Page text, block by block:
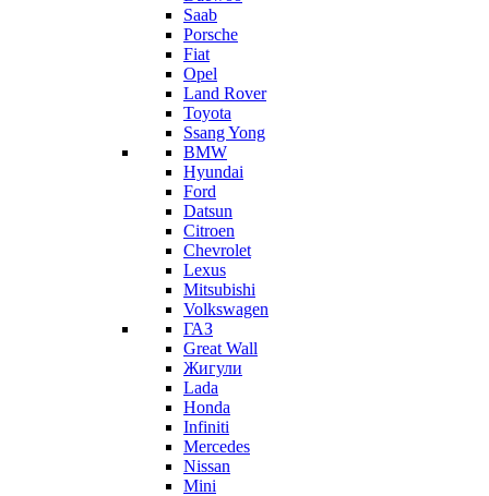
Saab
Porsche
Fiat
Opel
Land Rover
Toyota
Ssang Yong
BMW
Hyundai
Ford
Datsun
Citroen
Chevrolet
Lexus
Mitsubishi
Volkswagen
ГАЗ
Great Wall
Жигули
Lada
Honda
Infiniti
Mercedes
Nissan
Mini